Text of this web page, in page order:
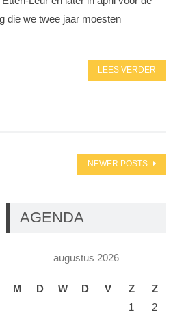
die we twee jaar moesten
LEES VERDER
NEWER POSTS
AGENDA
augustus 2026
M D W D V Z
Z
1
2